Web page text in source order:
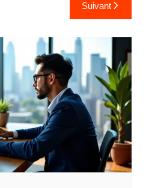
Suivant